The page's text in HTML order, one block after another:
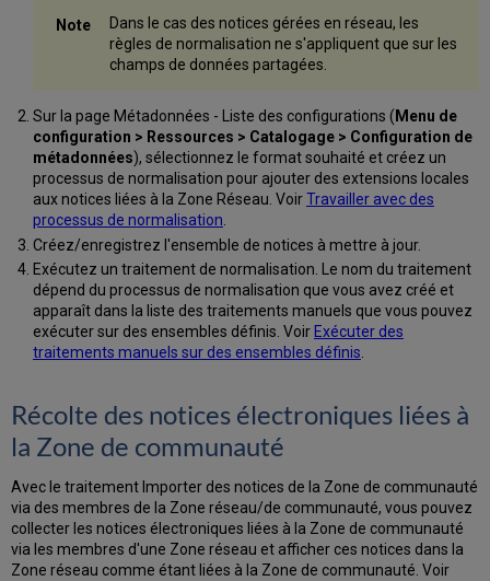
Dans le cas des notices gérées en réseau, les
règles de normalisation ne s'appliquent que sur les
champs de données partagées.
Sur la page Métadonnées - Liste des configurations ( Menu de
configuration > Ressources > Catalogage > Configuration de
métadonnées), sélectionnez le format souhaité et créez un
processus de normalisation pour ajouter des extensions locales
aux notices liées à la Zone Réseau. VoirTravailler avec des
processus de normalisation.
Créez/enregistrez l'ensemble de notices à mettre à jour.
Exécutez un traitement de normalisation. Le nom du traitement
dépend du processus de normalisation que vous avez créé et
apparaît dans la liste des traitements manuels que vous pouvez
exécuter sur des ensembles définis. Voir Exécuter des
traitements manuels sur des ensembles définis.
Récolte des notices électroniques liées à
la Zone de communauté
Avec le traitement Importer des notices de la Zone de communauté
via des membres de la Zone réseau/de communauté, vous pouvez
collecter les notices électroniques liées à la Zone de communauté
via les membres d'une Zone réseau et afficher ces notices dans la
Zone réseau comme étant liées à la Zone de communauté. Voir